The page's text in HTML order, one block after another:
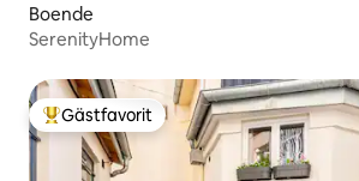
Boende
SerenityHome
Populär gästfavorit
Gästfavorit